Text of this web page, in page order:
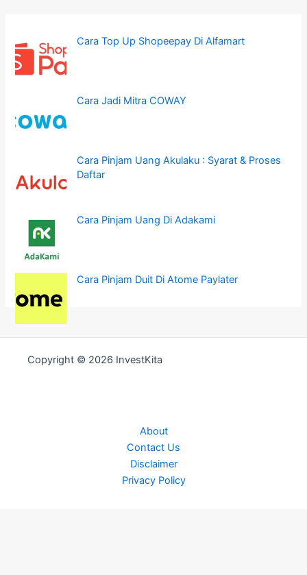
Cara Top Up Shopeepay Di Alfamart
Cara Jadi Mitra COWAY
Cara Pinjam Uang Akulaku : Syarat & Proses
Daftar
Cara Pinjam Uang Di Adakami
Cara Pinjam Duit Di Atome Paylater
Copyright © 2026 InvestKita
About
Contact Us
Disclaimer
Privacy Policy